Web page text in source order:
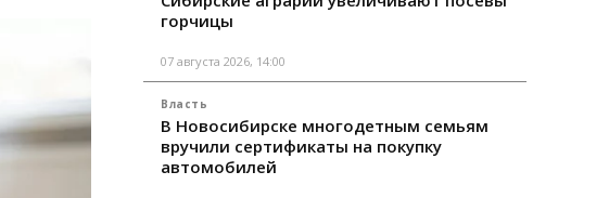
горчицы
07 августа 2026, 14:00
Власть
В Новосибирске многодетным семьям
вручили сертификаты на покупку
автомобилей